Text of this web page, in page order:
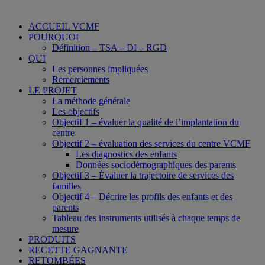
ACCUEIL VCMF
POURQUOI
Définition – TSA – DI – RGD
QUI
Les personnes impliquées
Remerciements
LE PROJET
La méthode générale
Les objectifs
Objectif 1 – évaluer la qualité de l’implantation du
centre
Objectif 2 – évaluation des services du centre VCMF
Les diagnostics des enfants
Données sociodémographiques des parents
Objectif 3 – Évaluer la trajectoire de services des
familles
Objectif 4 – Décrire les profils des enfants et des
parents
Tableau des instruments utilisés à chaque temps de
mesure
PRODUITS
RECETTE GAGNANTE
RETOMBÉES